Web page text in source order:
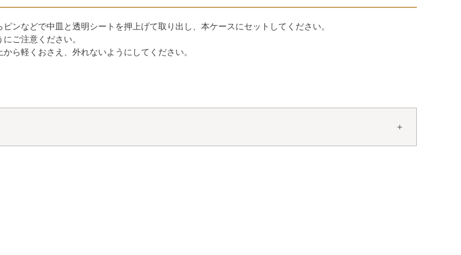
ンなどで中皿と透明シートを押上げて取り出し、本ケースにセットしてください。
ご注意ください。
ら軽くおさえ、外れないようにしてください。